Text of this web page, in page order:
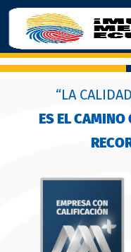
“LA
ES EL CAMINO